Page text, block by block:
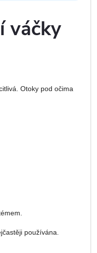
váčky
Otoky pod očima
používána.